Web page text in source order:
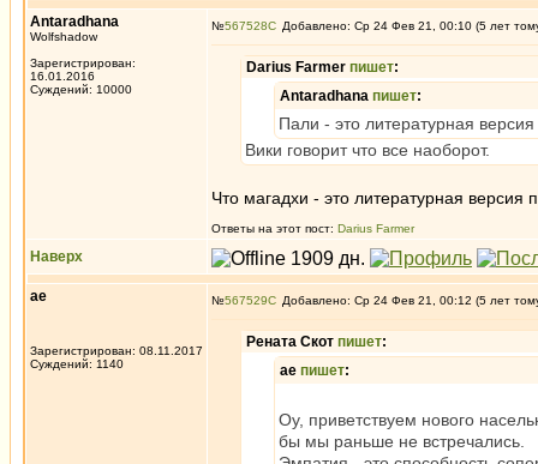
Antaradhana
Wolfshadow
Зарегистрирован:
16.01.2016
Суждений: 10000
№567528 Добавлено: Ср 24 Фев 21, 00:10 (5 лет
Darius Farmer пишет:
Antaradhana пишет:
Пали - это литературная
Вики говорит что все наоборот.
Что магадхи - это литературная версия
Ответы на этот пост: Darius Farmer
Наверх
ae
Зарегистрирован: 08.11.2017
Суждений: 1140
№567529 Добавлено: Ср 24 Фев 21, 00:12 (5 лет
Рената Скот пишет:
ae пишет:
Оу, приветствуем нового
бы мы раньше не встречались.